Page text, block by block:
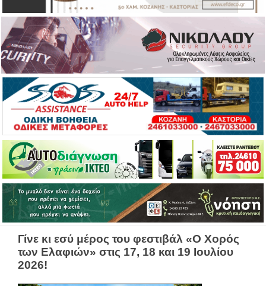
Γίνε κι εσύ μέρος του φεστιβάλ «Ο Χορός
των Ελαφιών» στις 17, 18 και 19 Ιουλίου
2026!